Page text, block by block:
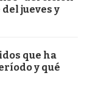
jueves y
que ha
y qué